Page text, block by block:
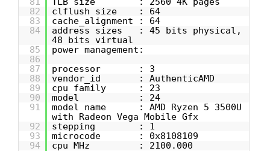
82
clflush size : 64
83
cache_alignment : 64
84
address sizes : 45 bits physical,
48 bits virtual
85
power management:
86
87
processor : 3
88
vendor_id : AuthenticAMD
89
cpu family : 23
90
model : 24
91
model name : AMD Ryzen 5 3500U
with Radeon Vega Mobile Gfx
92
stepping : 1
93
microcode : 0x8108109
94
cpu MHz : 2100.000